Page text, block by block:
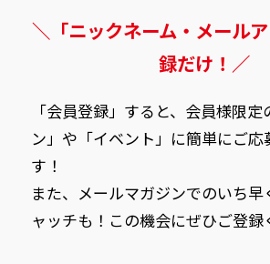
＼「ニックネーム・メール
録だけ！／
「会員登録」すると、会員様限
ン」や「イベント」に簡単にご応
す！
また、メールマガジンでのいち早
ャッチも！この機会にぜひご登